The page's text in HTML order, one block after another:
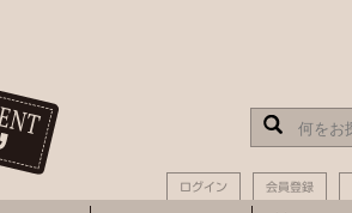
ログイン 会員登録